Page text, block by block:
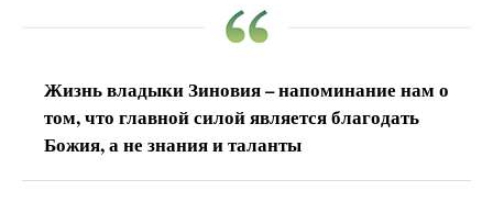
Жизнь владыки Зиновия – напоминание нам о
том, что главной силой является благодать
Божия, а не знания и таланты